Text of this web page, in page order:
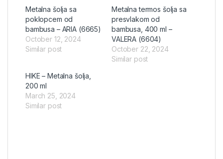
Metalna šolja sa
poklopcem od
bambusa – ARIA (6665)
October 12, 2024
Similar post
Metalna termos šolja sa
presvlakom od
bambusa, 400 ml –
VALERA (6604)
October 22, 2024
Similar post
HIKE – Metalna šolja,
200 ml
March 25, 2024
Similar post